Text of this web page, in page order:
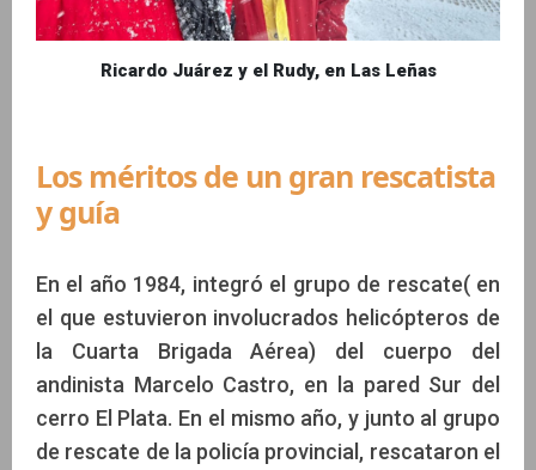
Ricardo Juárez y el Rudy, en Las Leñas
Los méritos de un gran rescatista
y guía
En el año 1984, integró el grupo de rescate( en
el que estuvieron involucrados helicópteros de
la Cuarta Brigada Aérea) del cuerpo del
andinista Marcelo Castro, en la pared Sur del
cerro El Plata. En el mismo año, y junto al grupo
de rescate de la policía provincial, rescataron el